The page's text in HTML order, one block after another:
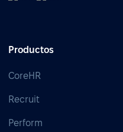
Productos
CoreHR
Recruit
Perform